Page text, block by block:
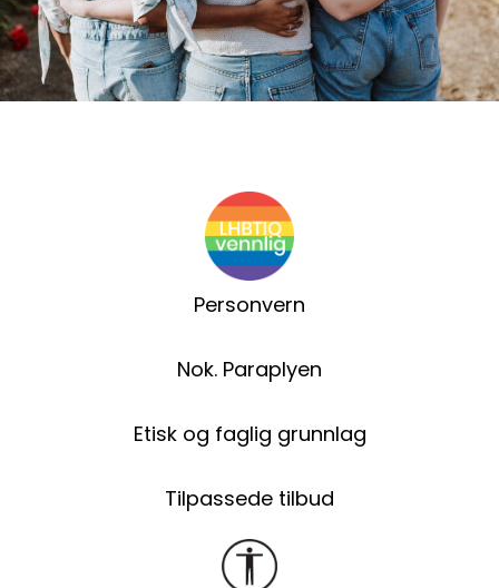
Personvern
Nok. Paraplyen
Etisk og faglig grunnlag
Tilpassede tilbud